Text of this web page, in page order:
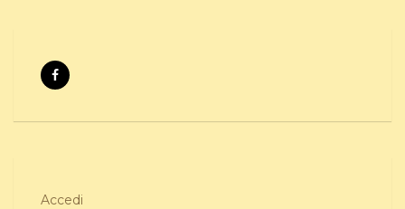
Accedi